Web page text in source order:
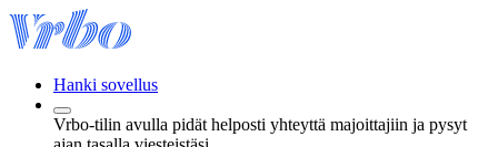
Hanki sovellus
Vrbo-tilin avulla pidät helposti yhteyttä majoittajiin ja pysyt